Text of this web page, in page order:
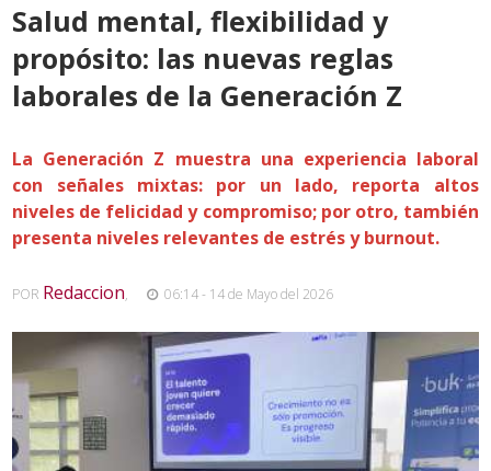
Salud mental, flexibilidad y
propósito: las nuevas reglas
laborales de la Generación Z
La Generación Z muestra una experiencia laboral
con señales mixtas: por un lado, reporta altos
niveles de felicidad y compromiso; por otro, también
presenta niveles relevantes de estrés y burnout.
POR Redaccion, 06:14 - 14 de Mayo del 2026